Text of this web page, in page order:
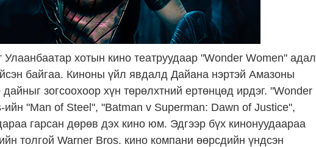
Улаанбаатар хотын кино театруудаар "Wonder Women" адал
байгаа. Киноны үйл явдалд Дайана нэртэй Амазоны
дайныг зогсоохоор хүн төрөлхтний ертөнцөд ирдэг. "Wonder
"Man of Steel", "Batman v Superman: Dawn of Justice",
гарсан дөрөв дэх кино юм. Эдгээр бүх кинонуудаараа
толгой Warner Bros. кино компани өөрсдийн үндсэн